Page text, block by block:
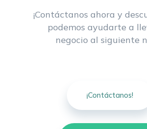
¡Contáctanos ahora y
podemos ayudarte a
negocio al siguiente
¡Contáctanos!